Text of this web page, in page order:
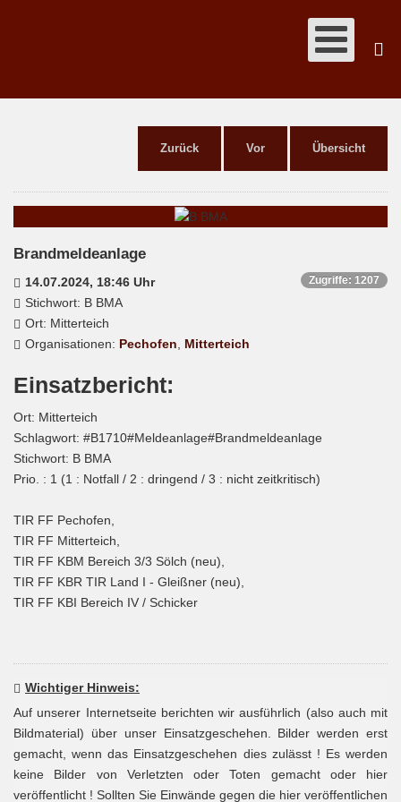
Zurück Vor Übersicht
Brandmeldeanlage
14.07.2024, 18:46 Uhr Zugriffe: 1207
Stichwort: B BMA
Ort: Mitterteich
Organisationen: Pechofen Mitterteich
Einsatzbericht:
Ort: Mitterteich
Schlagwort: #B1710#Meldeanlage#Brandmeldeanlage
Stichwort: B BMA
Prio. : 1 (1 : Notfall / 2 : dringend / 3 : nicht zeitkritisch)
TIR FF Pechofen,
TIR FF Mitterteich,
TIR FF KBM Bereich 3/3 Sölch (neu),
TIR FF KBR TIR Land I - Gleißner (neu),
TIR FF KBI Bereich IV / Schicker
Wichtiger Hinweis:
Auf unserer Internetseite berichten wir ausführlich (also auch mit
Bildmaterial) über unser Einsatzgeschehen. Bilder werden erst
gemacht, wenn das Einsatzgeschehen dies zulässt ! Es werden
keine Bilder von Verletzten oder Toten gemacht oder hier
veröffentlicht ! Sollten Sie Einwände gegen die hier veröffentlichen